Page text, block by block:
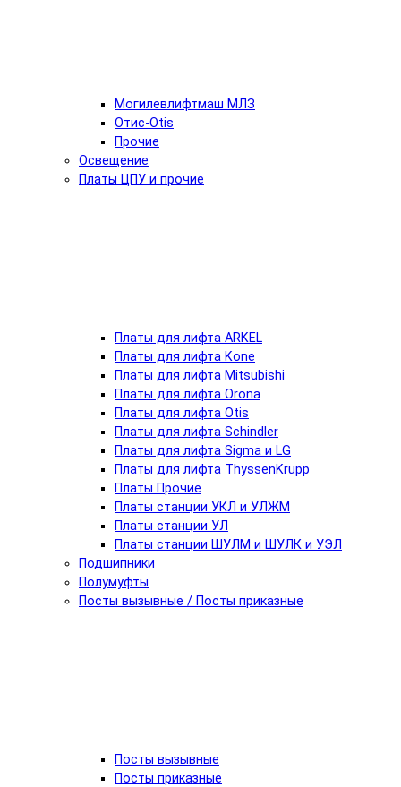
Могилевлифтмаш МЛЗ
Отис-Otis
Прочие
Освещение
Платы ЦПУ и прочие
Платы для лифта ARKEL
Платы для лифта Kone
Платы для лифта Mitsubishi
Платы для лифта Orona
Платы для лифта Otis
Платы для лифта Schindler
Платы для лифта Sigma и LG
Платы для лифта ThyssenKrupp
Платы Прочие
Платы станции УКЛ и УЛЖМ
Платы станции УЛ
Платы станции ШУЛМ и ШУЛК и УЭЛ
Подшипники
Полумуфты
Посты вызывные / Посты приказные
Посты вызывные
Посты приказные